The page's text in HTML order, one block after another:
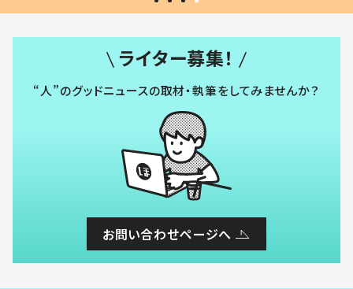
ライター募集！
“人”のグッドニュースの取材・執筆をしてみませんか？
お問い合わせページへ